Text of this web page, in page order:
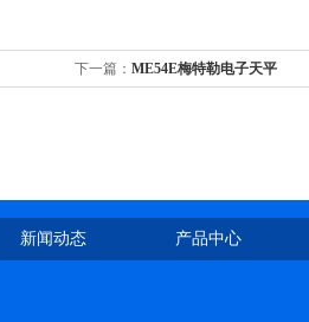
下一篇： ME54E梅特勒电子天平
新闻动态 产品中心